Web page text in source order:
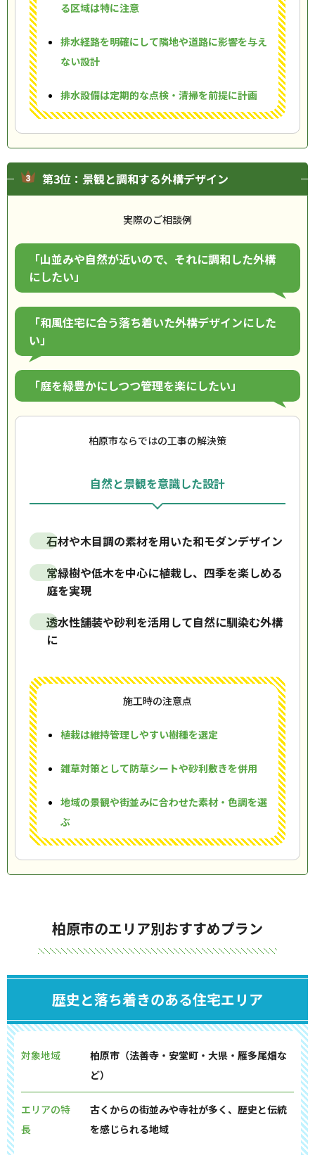
る区域は特に注意
排水経路を明確にして隣地や道路に影響を与え
ない設計
排水設備は定期的な点検・清掃を前提に計画
第3位：景観と調和する外構デザイン
実際のご相談例
「山並みや自然が近いので、それに調和した外構
にしたい」
「和風住宅に合う落ち着いた外構デザインにした
い」
「庭を緑豊かにしつつ管理を楽にしたい」
柏原市ならではの工事の解決策
自然と景観を意識した設計
石材や木目調の素材を用いた和モダンデザイン
常緑樹や低木を中心に植栽し、四季を楽しめる
庭を実現
透水性舗装や砂利を活用して自然に馴染む外構
に
施工時の注意点
植栽は維持管理しやすい樹種を選定
雑草対策として防草シートや砂利敷きを併用
地域の景観や街並みに合わせた素材・色調を選
ぶ
柏原市のエリア別おすすめプラン
歴史と落ち着きのある住宅エリア
対象地域
柏原市（法善寺・安堂町・大県・雁多尾畑な
ど）
エリアの特
長
古くからの街並みや寺社が多く、歴史と伝統
を感じられる地域